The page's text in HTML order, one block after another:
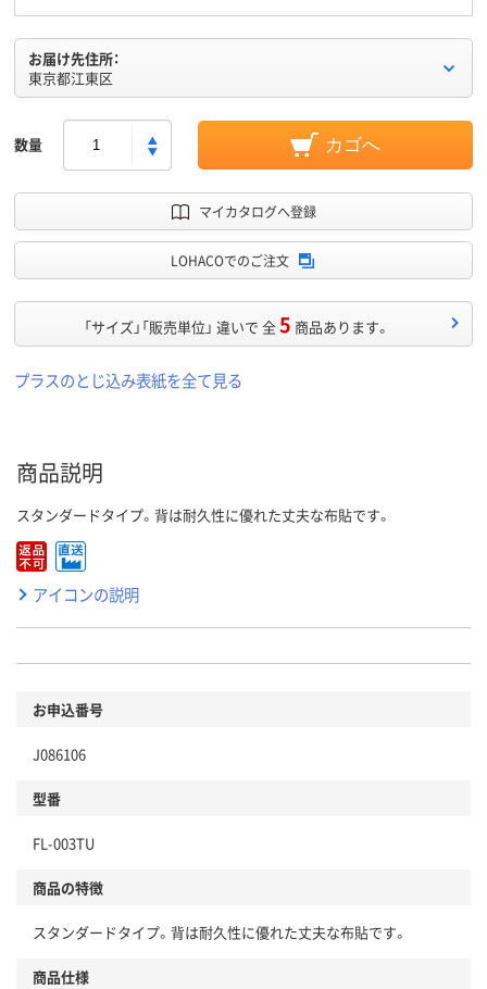
お届け先住所：
東京都江東区
数量 カゴへ
マイカタログへ登録
LOHACOでのご注文
「サイズ」「販売単位」 違いで 全5 商品あります。
プラスのとじ込み表紙を全て見る
商品説明
スタンダードタイプ。背は耐久性に優れた丈夫な布貼です。
アイコンの説明
お申込番号
J086106
型番
FL-003TU
商品の特徴
スタンダードタイプ。背は耐久性に優れた丈夫な布貼です。
商品仕様